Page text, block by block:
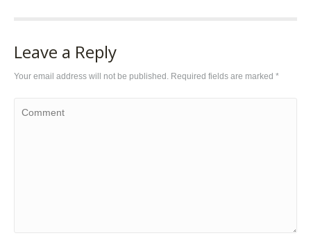
Leave a Reply
Your email address will not be published. Required fields are marked *